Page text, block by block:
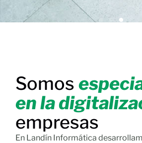
Somos
en la
empresas
En Landín Informática